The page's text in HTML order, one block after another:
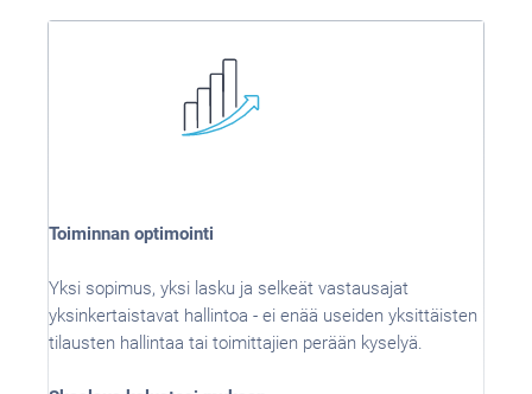
Toiminnan optimointi
Yksi sopimus, yksi lasku ja selkeät vastausajat
yksinkertaistavat hallintoa - ei enää useiden yksittäisten
tilausten hallintaa tai toimittajien perään kyselyä.